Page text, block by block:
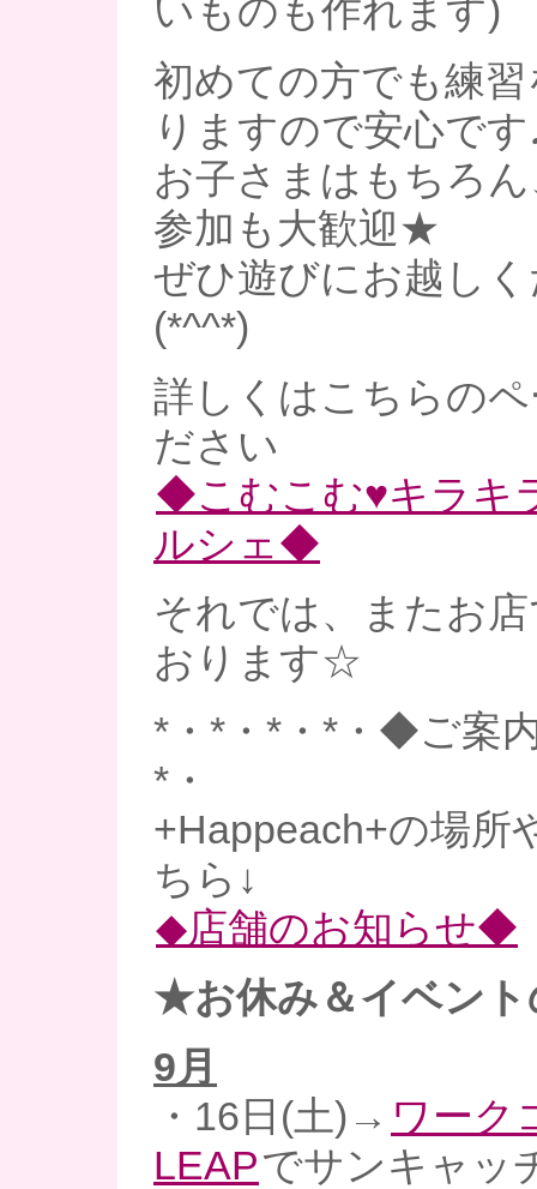
いものも作れます)
初めての方でも練
りますので安心です
お子さまはもちろ
参加も大歓迎★
ぜひ遊びにお越し
(*^^*)
詳しくはこちらの
ださい
◆こむこむ♥キラキ
ルシェ◆
それでは、またお
おります☆
*・*・*・*・◆ご案
*・
+Happeach+の場所
ちら↓
◆店舗のお知らせ◆
★お休み＆イベン
9月
・16日(土)→ ワーク
LEAPでサンキャッ